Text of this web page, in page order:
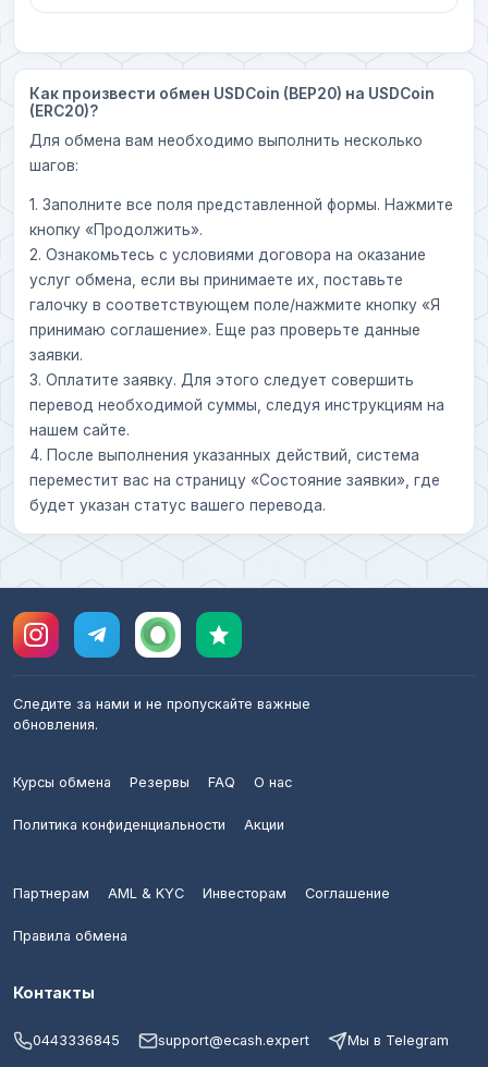
Как произвести обмен USDCoin (BEP20) на USDCoin
(ERC20)?
Для обмена вам необходимо выполнить несколько
шагов:
1. Заполните все поля представленной формы. Нажмите
кнопку «Продолжить».
2. Ознакомьтесь с условиями договора на оказание
услуг обмена, если вы принимаете их, поставьте
галочку в соответствующем поле/нажмите кнопку «Я
принимаю соглашение». Еще раз проверьте данные
заявки.
3. Оплатите заявку. Для этого следует совершить
перевод необходимой суммы, следуя инструкциям на
нашем сайте.
4. После выполнения указанных действий, система
переместит вас на страницу «Состояние заявки», где
будет указан статус вашего перевода.
Следите за нами и не пропускайте важные
обновления.
Курсы обмена Резервы FAQ О нас
Политика конфиденциальности Акции
Партнерам AML & KYC Инвесторам Соглашение
Правила обмена
Контакты
0443336845 support@ecash.expert Мы в Telegram